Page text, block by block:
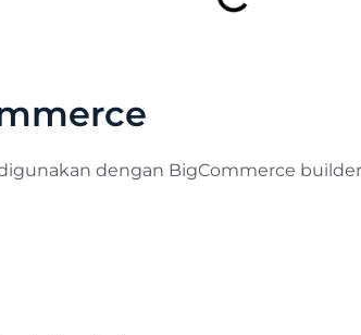
dengan BigCommerce